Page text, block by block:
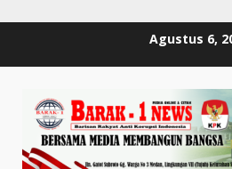
Agustus 6,